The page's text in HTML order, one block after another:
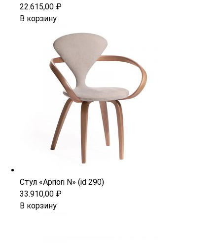
22.615,00 ₽
В корзину
Стул «Apriori N» (id 290)
33.910,00 ₽
В корзину